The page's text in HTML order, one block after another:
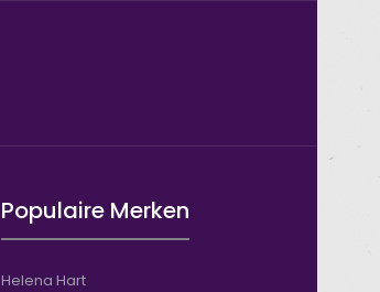
Populaire Merken
Helena Hart